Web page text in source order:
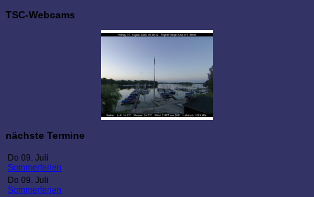
TSC-Webcams
nächste Termine
Do 09. Juli
Sommerferien
Do 09. Juli
Sommerferien